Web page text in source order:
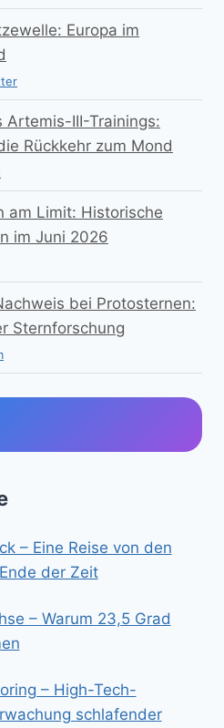
Europa im
Artemis-III-Trainings:
Rückkehr zum Mond
am Limit: Historische
im Juni 2026
bei Protosternen:
Sternforschung
– Eine Reise von den
der Zeit
– Warum 23,5 Grad
– High-Tech-
schlafender